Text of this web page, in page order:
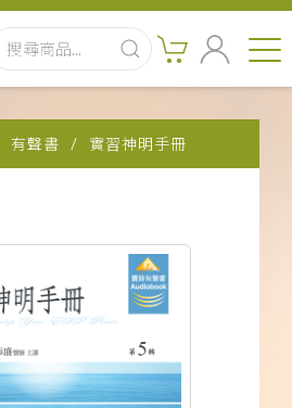
首頁
最新消息
訂閱制有聲書
關於我們
有聲書 實習神明手冊